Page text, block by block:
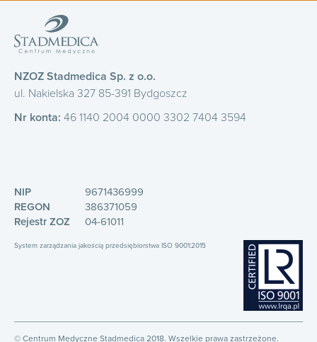
NZOZ Stadmedica Sp. z o.o.
ul. Nakielska 327 85-391 Bydgoszcz
Nr konta: 46 1140 2004 0000 3302 7404 3594
NIP
9671436999
REGON
386371059
Rejestr ZOZ
04-61011
System zarządzania jakością przedsiębiorstwa ISO 9001:2015
© Centrum Medyczne Stadmedica 2018. Wszelkie prawa zastrzeżone.